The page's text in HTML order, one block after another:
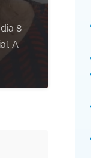
8
A